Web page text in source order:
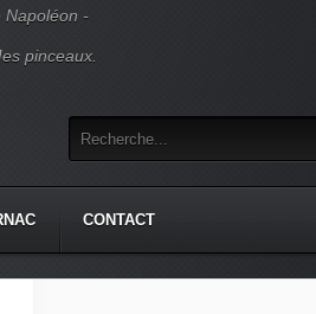
Napoléon -
pinceaux.
CONTACT